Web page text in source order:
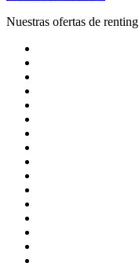
Nuestras ofertas de renting